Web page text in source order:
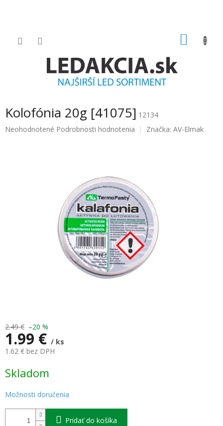
Kolofónia 20g [41075] 12134
Priemerné
Neohodnotené Podrobnosti hodnotenia Značka: AV-Elmak
2.49 € –20 %
1.99 € / ks
1.62 € bez DPH
cena:
Skladom
Možnosti doručenia
Pridať do košíka